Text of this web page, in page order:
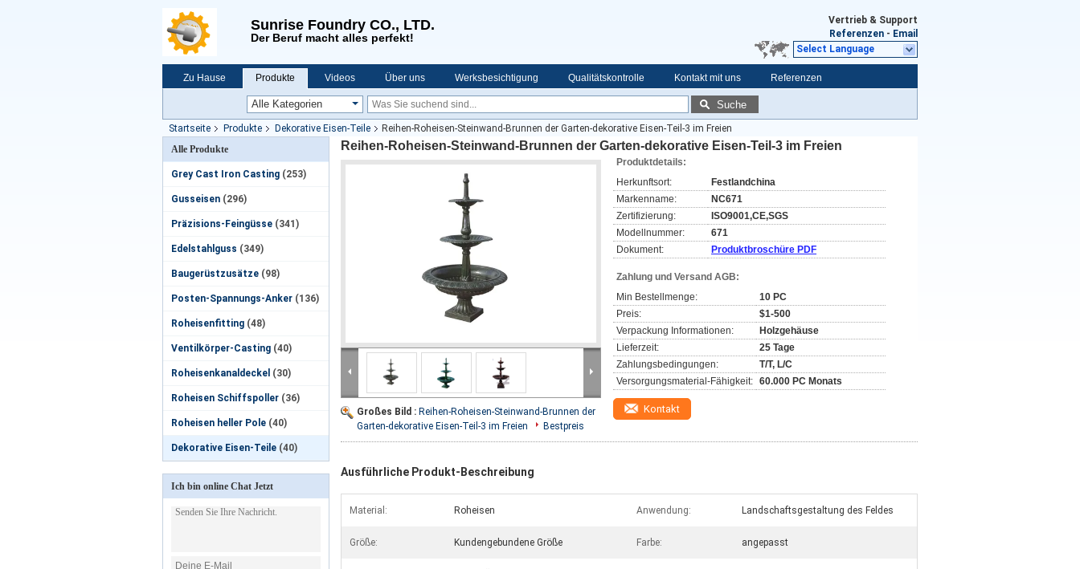
Sunrise Foundry CO., LTD.
Der Beruf macht alles perfekt!
Vertrieb & Support
Referenzen - Email
Select Language
Zu Hause Produkte Videos Über uns Werksbesichtigung Qualitätskontrolle Kontakt mit uns Referenzen
Suche
Startseite Produkte Dekorative Eisen-Teile
Reihen-Roheisen-Steinwand-Brunnen der Garten-dekorative Eisen-Teil-3 im Freien
Alle Produkte
Grey Cast Iron Casting (253)
Gusseisen (296)
Präzisions-Feingüsse (341)
Edelstahlguss (349)
Baugerüstzusätze (98)
Posten-Spannungs-Anker (136)
Roheisenfitting (48)
Ventilkörper-Casting (40)
Roheisenkanaldeckel (30)
Roheisen Schiffspoller (36)
Roheisen heller Pole (40)
Dekorative Eisen-Teile (40)
Ich bin online Chat Jetzt
Reihen-Roheisen-Steinwand-Brunnen der Garten-dekorative Eisen-Teil-3 im Freien
Großes Bild : Reihen-Roheisen-Steinwand-Brunnen der
Garten-dekorative Eisen-Teil-3 im Freien
Bestpreis
Produktdetails:
Herkunftsort:
Festlandchina
Markenname:
NC671
Zertifizierung:
ISO9001,CE,SGS
Modellnummer:
671
Dokument:
Produktbroschüre PDF
Zahlung und Versand AGB:
Min Bestellmenge:
10 PC
Preis:
$1-500
Verpackung Informationen:
Holzgehäuse
Lieferzeit:
25 Tage
Zahlungsbedingungen:
T/T, L/C
Versorgungsmaterial-Fähigkeit: 60.000 PC Monats
Kontakt
Ausführliche Produkt-Beschreibung
Material: Roheisen Anwendung: Landschaftsgestaltung des Feldes
Größe: Kundengebundene Größe Farbe: angepasst